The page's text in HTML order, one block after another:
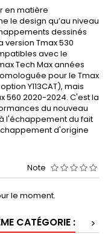
en matière
le design qu’au niveau
dessinés
version Tmax 530
avec le
Tech Max années
pour le Tmax
Y113CAT), mais
560 2020-2024. C'est la
du nouveau
l'échappement du fait
d'origine
Note
le moment.
CATÉGORIE :
>